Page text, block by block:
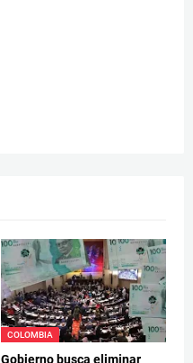
COLOMBIA
Gobierno busca eliminar